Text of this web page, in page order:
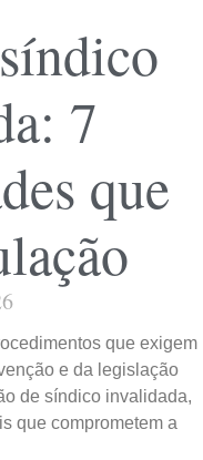
7
que
que exigem
e da legislação
de síndico invalidada,
que comprometem a